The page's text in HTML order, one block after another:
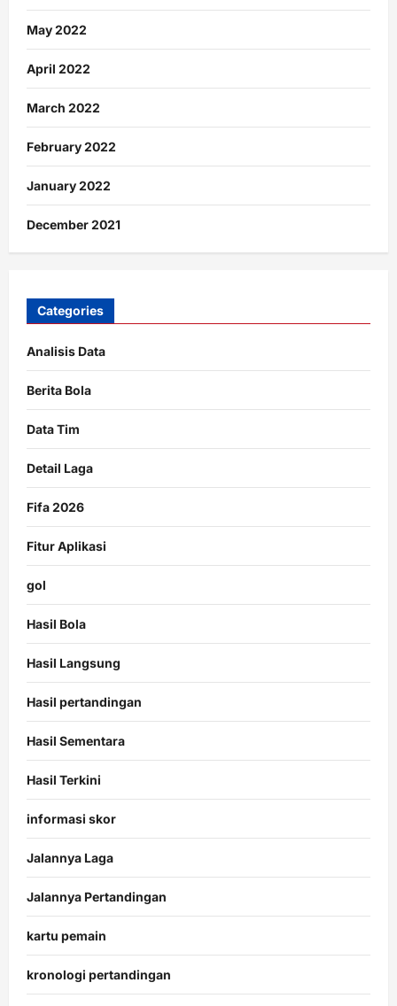
May 2022
April 2022
March 2022
February 2022
January 2022
December 2021
Categories
Analisis Data
Berita Bola
Data Tim
Detail Laga
Fifa 2026
Fitur Aplikasi
gol
Hasil Bola
Hasil Langsung
Hasil pertandingan
Hasil Sementara
Hasil Terkini
informasi skor
Jalannya Laga
Jalannya Pertandingan
kartu pemain
kronologi pertandingan